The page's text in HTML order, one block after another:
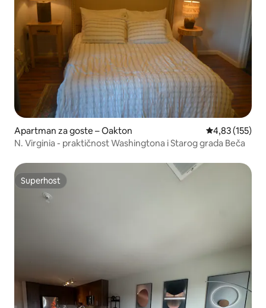
Apartman za goste – Oakton Prosječna
4,83 (155)
N. Virginia - praktičnost Washingtona i Starog grada Beča
Superhost
Superhost